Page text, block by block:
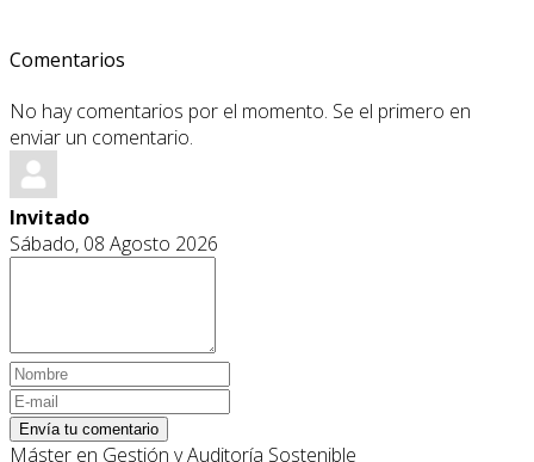
Comentarios
No hay comentarios por el momento. Se el primero en
enviar un comentario.
Invitado
Sábado, 08 Agosto 2026
Envía tu comentario
Máster en Gestión y Auditoría Sostenible